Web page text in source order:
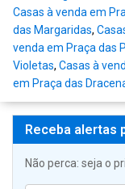
Casas à venda em
das Margaridas,
venda em Praça das
Violetas, Casas à
em Praça das
Receba alertas
Não perca: seja o